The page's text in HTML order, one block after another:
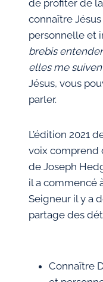
de profiter de
connaître
personnelle et
brebis
elles me
Jésus, vous
parler.
L’édition 2021
voix comprend
de Joseph
il a commencé
Seigneur il y a
partage des
Connaître